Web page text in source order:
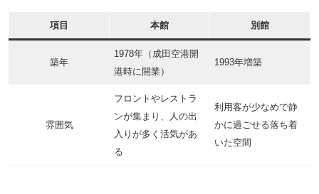
項目 本館 別館
築年
1978年（成田空港開
港時に開業）
1993年増築
雰囲気
フロントやレストラ
ンが集まり、人の出
入りが多く活気があ
る
利用客が少なめで静
かに過ごせる落ち着
いた空間